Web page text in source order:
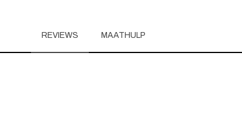
REVIEWS MAATHULP